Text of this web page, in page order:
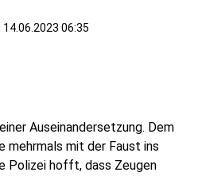
06:35
Auseinandersetzung. Dem
mehrmals mit der Faust ins
Polizei hofft, dass Zeugen